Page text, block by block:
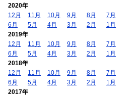
2020年
12月
11月 10月 9月 8月
7月
6月
5月 4月 3月 2月
1月
2019年
12月
11月 10月 9月 8月
7月
6月
5月 4月 3月 2月
1月
2018年
12月
11月 10月 9月 8月
7月
6月
5月 4月 3月 2月
1月
2017年